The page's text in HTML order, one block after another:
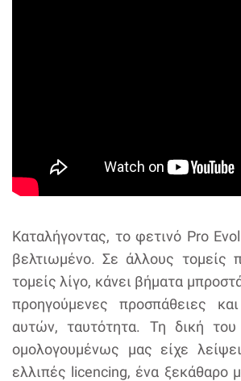
Καταλήγοντας, το φετινό Pro
βελτιωμένο. Σε άλλους τομείς
τομείς λίγο, κάνει βήματα
προηγούμενες προσπάθειες
αυτών, ταυτότητα. Τη δική
ομολογουμένως μας είχε
ελλιπές licencing, ένα ξεκάθαρο